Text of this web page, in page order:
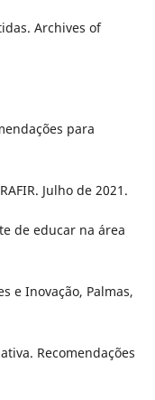
Archives of
para
Julho de 2021.
de educar na área
e Inovação, Palmas,
Recomendações